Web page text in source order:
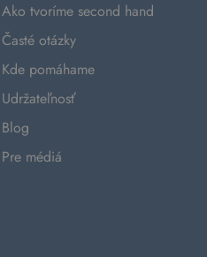
Ako tvoríme second hand
Časté otázky
Kde pomáhame
Udržateľnosť
Blog
Pre médiá